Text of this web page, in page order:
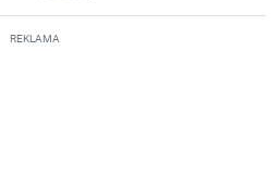
REKLAMA